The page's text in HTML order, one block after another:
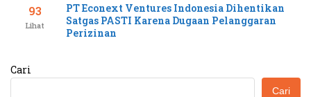
93
Lihat
PT Econext Ventures Indonesia Dihentikan
Satgas PASTI Karena Dugaan Pelanggaran
Perizinan
Cari
Cari